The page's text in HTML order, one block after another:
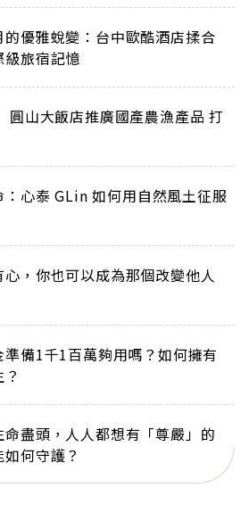
優雅蛻變：台中歐酷酒店揉合
旅宿記憶
圓山大飯店推廣國產農漁產品 打
心泰 GLin 如何用自然風土征服
，你也可以成為那個改變他人
備1千1百萬夠用嗎？如何擁有
盡頭，人人都想有「尊嚴」的
何守護？